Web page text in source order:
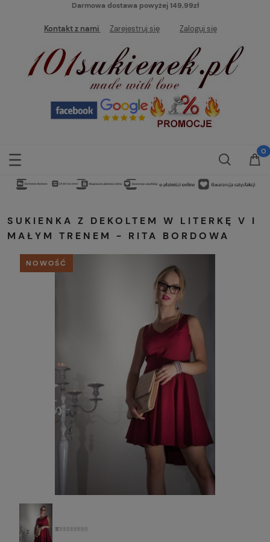
Darmowa dostawa powyżej 149,99zł
Kontakt z nami Zarejestruj się Zaloguj się
SUKIENKA Z DEKOLTEM W LITERKĘ V I
MAŁYM TRENEM - RITA BORDOWA
NOWOŚĆ